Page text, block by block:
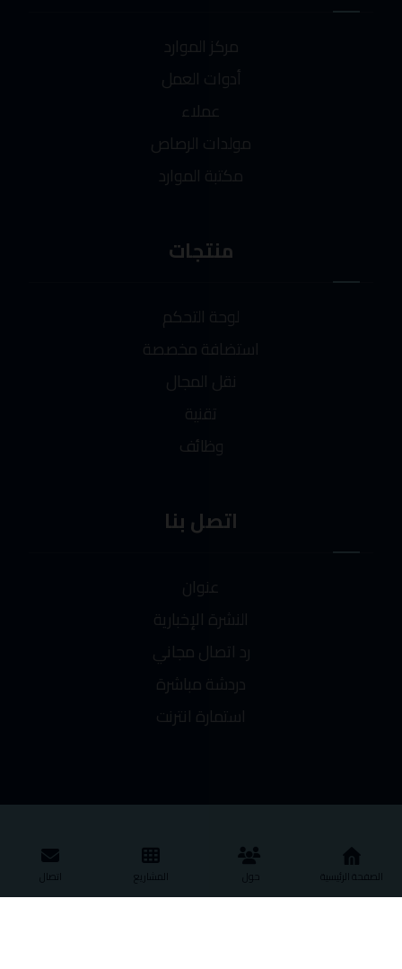
مركز الموارد
أدوات العمل
عملاء
مولدات الرصاص
مكتبة الموارد
منتجات
لوحة التحكم
استضافة مخصصة
نقل المجال
تقنية
وظائف
اتصل بنا
عنوان
النشرة الإخبارية
رد اتصال مجاني
دردشة مباشرة
استمارة انترنت
اتصال سياسة الخصوصية
الصفحة الرئيسية حول المشاريع اتصال